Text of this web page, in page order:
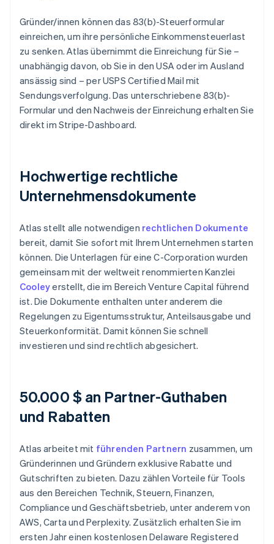
Gründer/innen können das 83(b)-Steuerformular
einreichen, um ihre persönliche Einkommensteuerlast
zu senken. Atlas übernimmt die Einreichung für Sie –
unabhängig davon, ob Sie in den USA oder im Ausland
ansässig sind – per USPS Certified Mail mit
Sendungsverfolgung. Das unterschriebene 83(b)-
Formular und den Nachweis der Einreichung erhalten Sie
direkt im Stripe-Dashboard.
Hochwertige rechtliche
Unternehmensdokumente
Atlas stellt alle notwendigen rechtlichen Dokumente
bereit, damit Sie sofort mit Ihrem Unternehmen starten
können. Die Unterlagen für eine C-Corporation wurden
gemeinsam mit der weltweit renommierten Kanzlei
Cooleyerstellt, die im Bereich Venture Capital führend
ist. Die Dokumente enthalten unter anderem die
Regelungen zu Eigentumsstruktur, Anteilsausgabe und
Steuerkonformität. Damit können Sie schnell
investieren und sind rechtlich abgesichert.
50.000 $ an Partner-Guthaben
und Rabatten
Atlas arbeitet mit führenden Partnern zusammen, um
Gründerinnen und Gründern exklusive Rabatte und
Gutschriften zu bieten. Dazu zählen Vorteile für Tools
aus den Bereichen Technik, Steuern, Finanzen,
Compliance und Geschäftsbetrieb, unter anderem von
AWS, Carta und Perplexity. Zusätzlich erhalten Sie im
ersten Jahr einen kostenlosen Delaware Registered